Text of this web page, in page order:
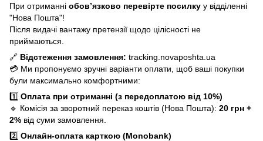
При отриманні обов’язково перевірте посилку у відділенні
"Нова Пошта"!
Після видачі вантажу претензії щодо цілісності не
приймаються.
🔗 Відстеження замовлення: tracking.novaposhta.ua
💳 Ми пропонуємо зручні варіанти оплати, щоб ваші покупки
були максимально комфортними:
1️⃣ Оплата при отриманні (з передоплатою від 10%)
🔹 Комісія за зворотний переказ коштів (Нова Пошта): 20 грн +
2% від суми замовлення.
2️⃣ Онлайн-оплата карткою (Monobank)